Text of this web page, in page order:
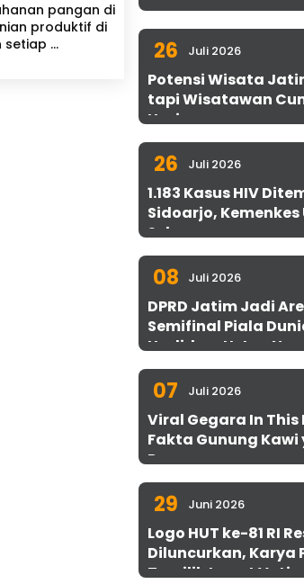
pangan di
produktif di
...
26 Juli 2026
Potensi Wisata
tapi Wisatawan
Hari
26 Juli 2026
1.183 Kasus HIV
Sidoarjo,
Sebenarnya
08 Juli 2026
DPRD Jatim Jadi
Semifinal Piala
Hadirkan Uston
UMKM Gratis untuk
07 Juli 2026
Viral Gegara In This
Fakta Gunung Kawi
Penasaran
29 Juni 2026
Logo HUT ke-81 RI
Diluncurkan, Karya
Terpilih Lewat